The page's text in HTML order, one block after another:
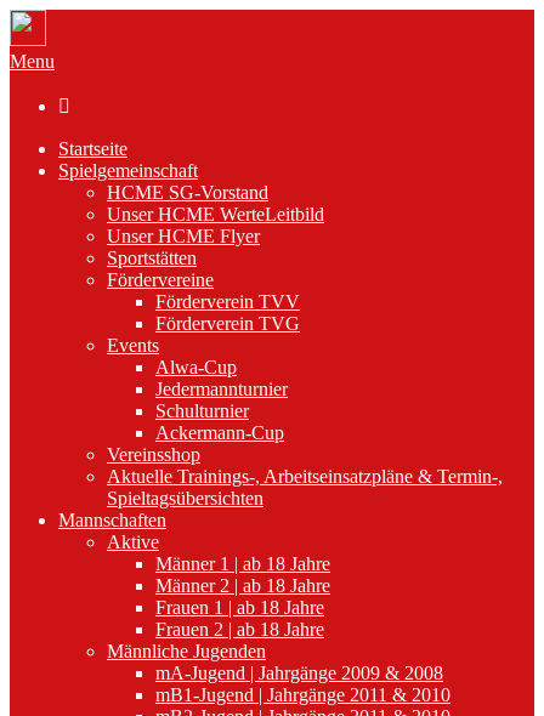
Menu

Startseite
Spielgemeinschaft
HCME SG-Vorstand
Unser HCME WerteLeitbild
Unser HCME Flyer
Sportstätten
Fördervereine
Förderverein TVV
Förderverein TVG
Events
Alwa-Cup
Jedermannturnier
Schulturnier
Ackermann-Cup
Vereinsshop
Aktuelle Trainings-, Arbeitseinsatzpläne & Termin-,
Spieltagsübersichten
Mannschaften
Aktive
Männer 1 | ab 18 Jahre
Männer 2 | ab 18 Jahre
Frauen 1 | ab 18 Jahre
Frauen 2 | ab 18 Jahre
Männliche Jugenden
mA-Jugend | Jahrgänge 2009 & 2008
mB1-Jugend | Jahrgänge 2011 & 2010